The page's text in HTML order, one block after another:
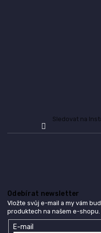
Sledovat na
Odebírat newsletter
Vložte svůj e-mail a my vám
produktech na našem e-shopu.
E-mail